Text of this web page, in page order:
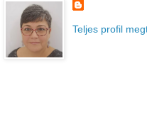
Teljes profil